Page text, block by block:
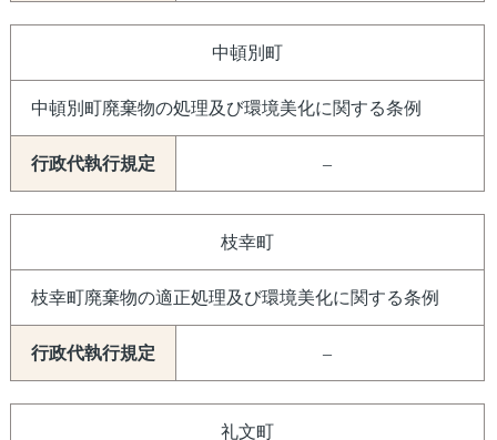
中頓別町
中頓別町廃棄物の処理及び環境美化に関する条例
–
枝幸町
枝幸町廃棄物の適正処理及び環境美化に関する条例
–
礼文町